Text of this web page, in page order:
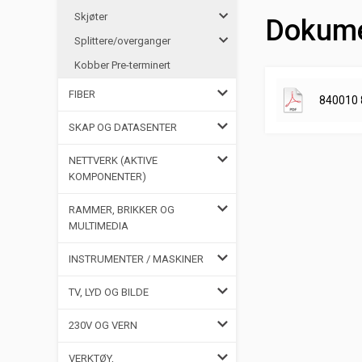
Skjøter
Splittere/overganger
Kobber Pre-terminert
FIBER
SKAP OG DATASENTER
NETTVERK (AKTIVE
KOMPONENTER)
RAMMER, BRIKKER OG
MULTIMEDIA
INSTRUMENTER / MASKINER
TV, LYD OG BILDE
230V OG VERN
VERKTØY,
840010